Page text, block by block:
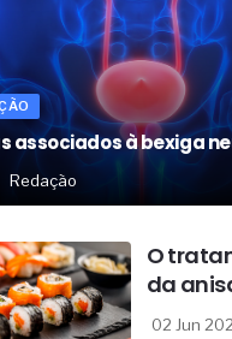
associados à bexiga
Redação
O
da
02 Jun